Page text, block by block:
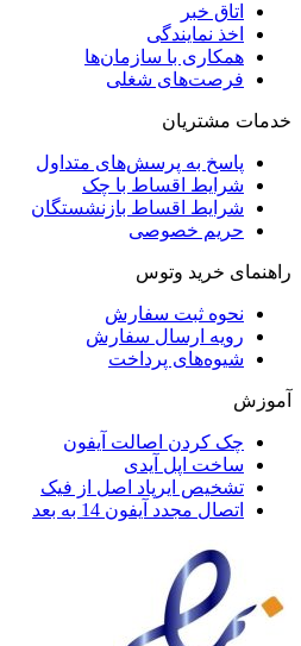
اتاق خبر
اخذ نمایندگی
همکاری با سازمان‌ها
فرصت‌های شغلی
خدمات مشتریان
پاسخ به پرسش‌های متداول
شرایط اقساط با چک
شرایط اقساط بازنشستگان
حریم خصوصی
راهنمای خرید وتوس
نحوه ثبت سفارش
رویه ارسال سفارش
شیوه‌های پرداخت
آموزش
چک کردن اصالت آیفون
ساخت اپل آیدی
تشخیص ایرپاد اصل از فیک
اتصال مجدد آیفون 14 به بعد